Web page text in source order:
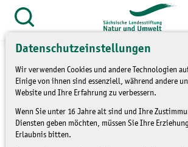
Datenschutzeinstellungen
Wir verwenden Cookies und andere Technologien
Einige von ihnen sind essenziell, während andere
Website und Ihre Erfahrung zu verbessern.
Wenn Sie unter 16 Jahre alt sind und Ihre
Diensten geben möchten, müssen Sie Ihre
Erlaubnis bitten.
Zum
Inhalt
springen
Suche
Gehörnte
gesucht